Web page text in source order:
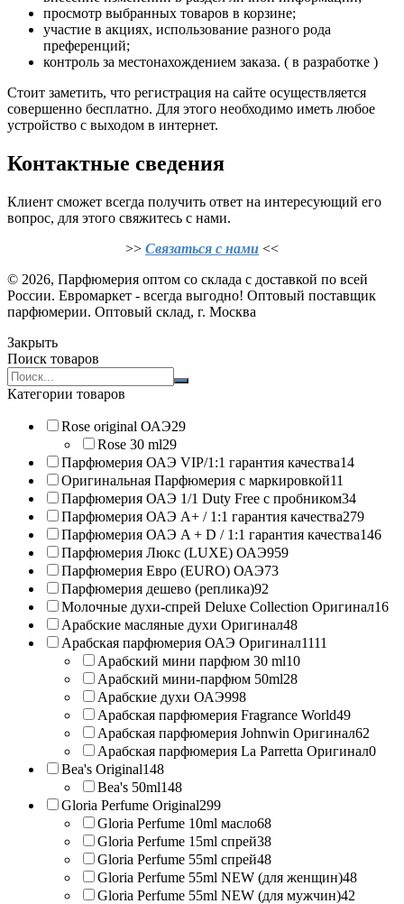
просмотр выбранных товаров в корзине;
участие в акциях, использование разного рода
преференций;
контроль за местонахождением заказа. ( в разработке )
Стоит заметить, что регистрация на сайте осуществляется
совершенно бесплатно. Для этого необходимо иметь любое
устройство с выходом в интернет.
Контактные сведения
Клиент сможет всегда получить ответ на интересующий его
вопрос, для этого свяжитесь с нами.
>> Связаться с нами <<
© 2026, Парфюмерия оптом со склада с доставкой по всей
России. Евромаркет - всегда выгодно! Оптовый поставщик
парфюмерии. Оптовый склад, г. Москва
Закрыть
Поиск товаров
Search
products:
Категории товаров
Rose original ОАЭ29
Rose 30 ml29
Парфюмерия ОАЭ VIP/1:1 гарантия качества14
Оригинальная Парфюмерия с маркировкой11
Парфюмерия ОАЭ 1/1 Duty Free с пробником34
Парфюмерия ОАЭ A+ / 1:1 гарантия качества279
Парфюмерия ОАЭ A + D / 1:1 гарантия качества146
Парфюмерия Люкс (LUXE) ОАЭ959
Парфюмерия Евро (EURO) ОАЭ73
Парфюмерия дешево (реплика)92
Молочные духи-спрей Deluxe Collection Оригинал16
Арабские масляные духи Оригинал48
Арабская парфюмерия ОАЭ Оригинал1111
Арабский мини парфюм 30 ml10
Арабский мини-парфюм 50ml28
Арабские духи ОАЭ998
Арабская парфюмерия Fragrance World49
Арабская парфюмерия Johnwin Оригинал62
Арабская парфюмерия La Parretta Оригинал0
Bea's Original148
Bea's 50ml148
Gloria Perfume Original299
Gloria Perfume 10ml масло68
Gloria Perfume 15ml спрей38
Gloria Perfume 55ml спрей48
Gloria Perfume 55ml NEW (для женщин)48
Gloria Perfume 55ml NEW (для мужчин)42